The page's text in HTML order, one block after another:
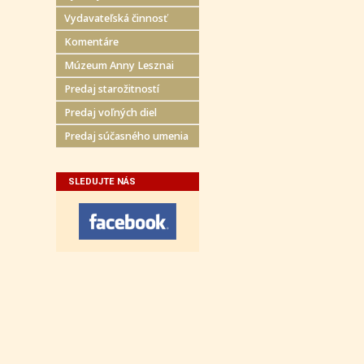
Vydavateľská činnosť
Komentáre
Múzeum Anny Lesznai
Predaj starožitností
Predaj voľných diel
Predaj súčasného umenia
SLEDUJTE NÁS